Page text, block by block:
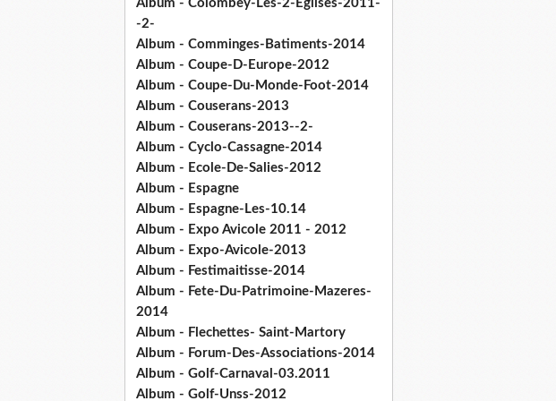
Album - Colombey-Les-2-Eglises-2011-
-2-
Album - Comminges-Batiments-2014
Album - Coupe-D-Europe-2012
Album - Coupe-Du-Monde-Foot-2014
Album - Couserans-2013
Album - Couserans-2013--2-
Album - Cyclo-Cassagne-2014
Album - Ecole-De-Salies-2012
Album - Espagne
Album - Espagne-Les-10.14
Album - Expo Avicole 2011 - 2012
Album - Expo-Avicole-2013
Album - Festimaitisse-2014
Album - Fete-Du-Patrimoine-Mazeres-
2014
Album - Flechettes- Saint-Martory
Album - Forum-Des-Associations-2014
Album - Golf-Carnaval-03.2011
Album - Golf-Unss-2012